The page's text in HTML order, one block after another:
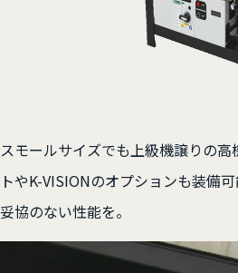
スモールサイズでも上級機譲りの
トやK-VISIONのオプションも装備
妥協のない性能を。